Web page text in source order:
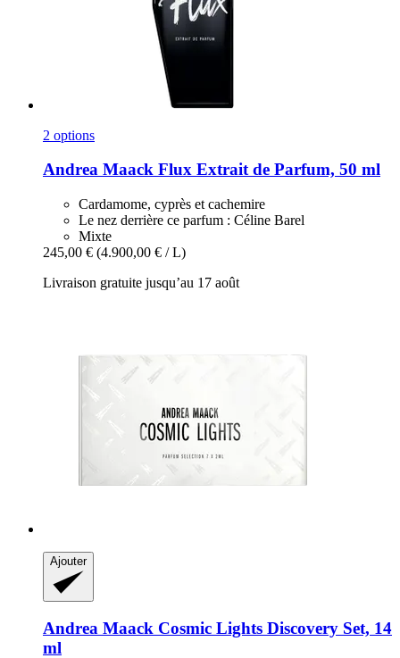
2 options
Andrea Maack Flux Extrait de Parfum, 50 ml
Cardamome, cyprès et cachemire
Le nez derrière ce parfum : Céline Barel
Mixte
245,00 € (4.900,00 € / L)
Livraison gratuite jusqu’au 17 août
Ajouter
Andrea Maack Cosmic Lights Discovery Set, 14
ml